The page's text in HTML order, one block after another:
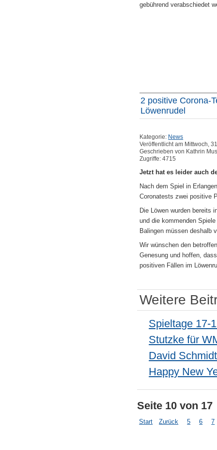
gebührend verabschiedet
2 positive Corona-
Löwenrudel
Kategorie: News
Veröffentlicht am Mittwoch,
Geschrieben von Kathrin
Zugriffe: 4715
Jetzt hat es leider auch
Nach dem Spiel in
Coronatests zwei positive
Die Löwen wurden bereits
und die kommenden
Balingen müssen deshalb
Wir wünschen den
Genesung und hoffen,
positiven Fällen im
Weitere
Spieltage 17-
Stutzke für
David
Happy New
Seite 10 von 17
Start Zurück 5 6 7